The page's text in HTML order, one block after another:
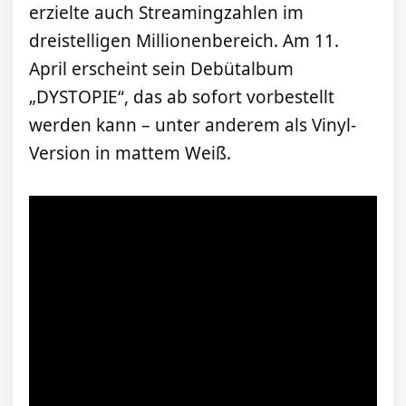
erzielte auch Streamingzahlen im
dreistelligen Millionenbereich. Am 11.
April erscheint sein Debütalbum
„DYSTOPIE“, das ab sofort vorbestellt
werden kann – unter anderem als Vinyl-
Version in mattem Weiß.